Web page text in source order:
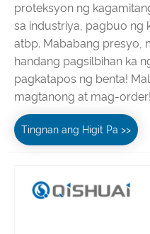
proteksyon ng
sa industriya, pagbuo ng
atbp. Mababang presyo,
handang pagsilbihan ka
pagkatapos ng benta!
magtanong at mag-order!
Tingnan ang Higit Pa >>